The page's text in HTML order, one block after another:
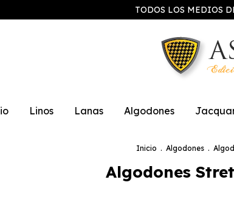
TODOS LOS MEDIOS
Linos Lanas Algodones
Inicio . Algodones .
Algodones